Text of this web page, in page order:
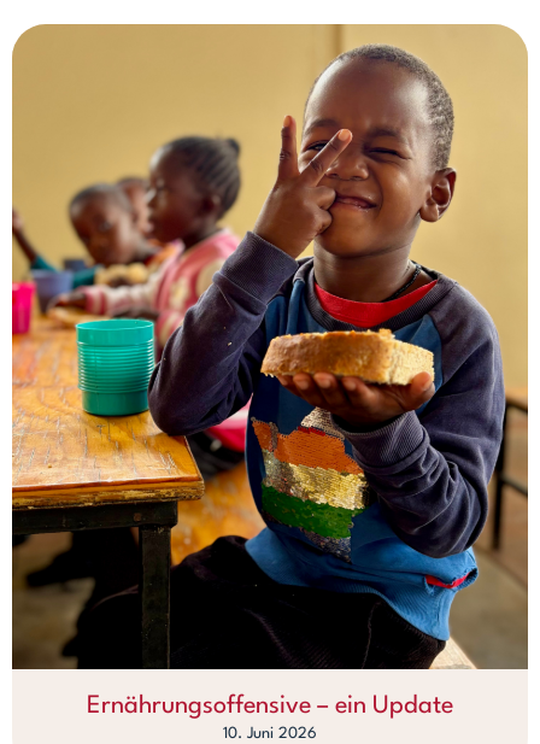
Ernährungsoffensive – ein Update
10. Juni 2026